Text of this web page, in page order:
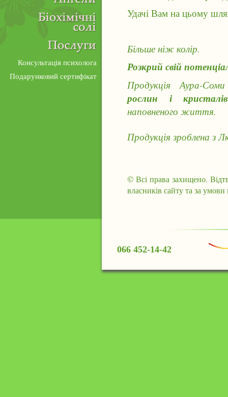
Удачі Вам на цьому
Більше ніж колір.
Розкрий свій
Продукція Аура-
рослин і
наповненого життя.
Продукція зроблена з
© Всі права захищено.
власників сайту та за
Консультація психолога
Подарунковий сертифікат
066 452-14-42